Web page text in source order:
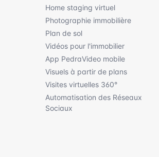
Home staging virtuel
Photographie immobilière
Plan de sol
Vidéos pour l'immobilier
App PedraVideo mobile
Visuels à partir de plans
Visites virtuelles 360°
Automatisation des Réseaux
Sociaux